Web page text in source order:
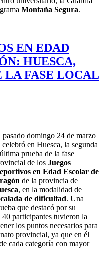
Montaña Segura.
EN EDAD
HUESCA,
LA FASE LOCAL
pasado domingo 24 de marzo
celebró en Huesca, la segunda
prueba de la fase
de los Juegos
en Edad Escolar de
de la provincia de
, en la modalidad de
de dificultad. Una
que destacó por su
participantes tuvieron la
los puntos necesarios para
provincial, ya que en él
cada categoría con mayor